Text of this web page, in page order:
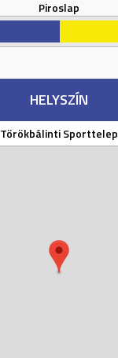
Piroslap
HELYSZÍN
Törökbálinti Sporttelep